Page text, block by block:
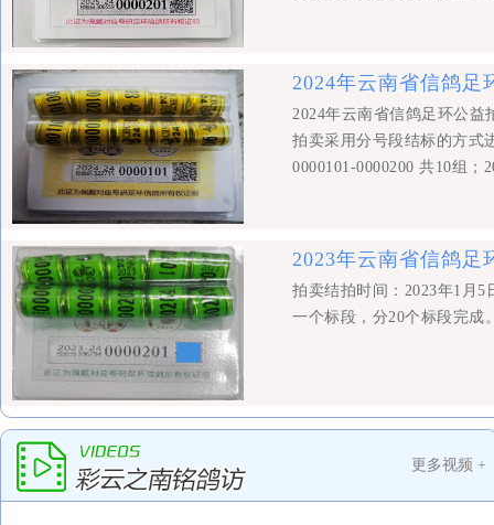
2024年云南省信鸽足
2024年云南省信鸽足环公益
拍卖采用分号段结标的方式
0000101-0000200 共10组；
2023年云南省信鸽足
拍卖结拍时间：2023年1月
一个标段，分20个标段完成
更多视频 +